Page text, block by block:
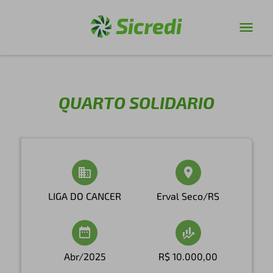
QUARTO SOLIDARIO
LIGA DO CANCER Erval Seco/RS
Abr/2025 R$ 10.000,00